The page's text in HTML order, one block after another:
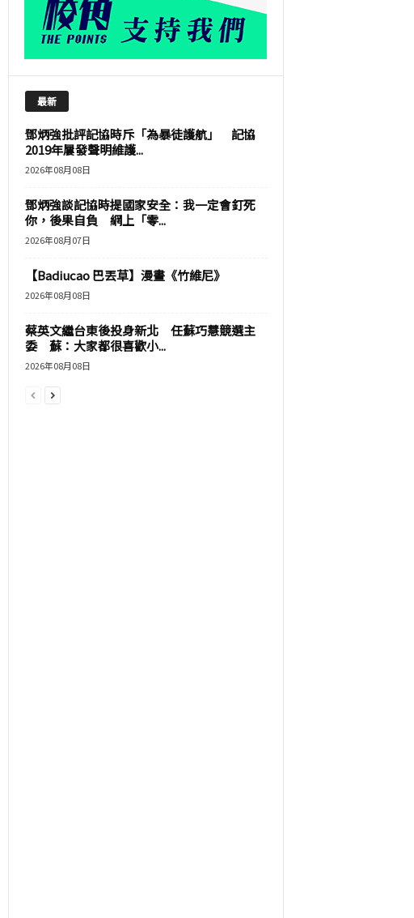
最新
鄧炳強批評記協時斥「為暴徒護航」 記協
2019年屢發聲明維護...
2026年08月08日
鄧炳強談記協時提國家安全：我一定會釘死
你，後果自負 網上「零...
2026年08月07日
【Badiucao 巴丟草】漫畫《竹維尼》
2026年08月08日
蔡英文繼台東後投身新北 任蘇巧慧競選主
委 蘇：大家都很喜歡小...
2026年08月08日